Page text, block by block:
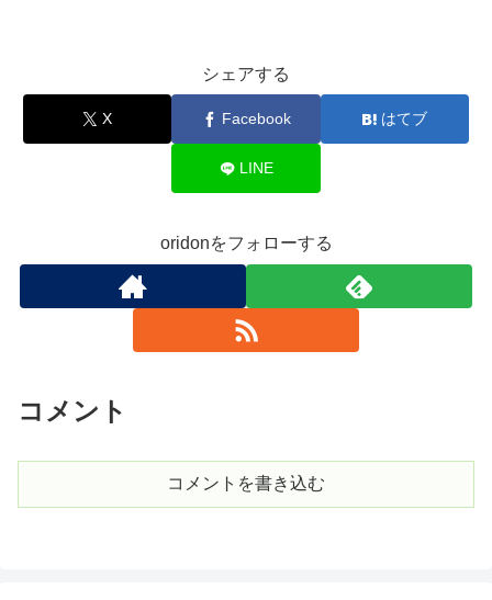
シェアする
X Facebook はてブ
LINE
oridonをフォローする
コメント
コメントを書き込む